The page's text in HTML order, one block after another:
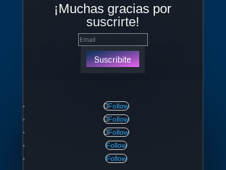
¡Muchas gracias por
suscrirte!
Suscribite
Follow
Follow
Follow
Follow
Follow